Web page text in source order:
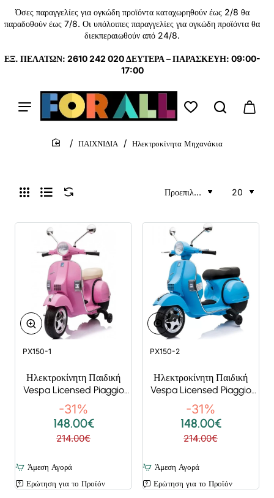
Όσες παραγγελίες για ογκώδη προϊόντα καταχωρηθούν έως 2/8 θα
παραδοθούν έως 7/8. Οι υπόλοιπες παραγγελίες για ογκώδη προϊόντα θα
διεκπεραιωθούν από 24/8.
ΕΞ. ΠΕΛΑΤΩΝ: 2610 242 020 ΔΕΥΤΕΡΑ – ΠΑΡΑΣΚΕΥΗ: 09:00-
17:00
home
ΠΑΙΧΝΙΔΙΑ Ηλεκτροκίνητα Μηχανάκια
Super Deals
PX150-1
Ηλεκτροκίνητη Παιδική
Vespa Licensed Piaggio
Vintage 12V Ροζ
-31%
148.00€
214.00€
Άμεση Αγορά
Ερώτηση για το Προϊόν
Super Deals
PX150-2
Ηλεκτροκίνητη Παιδική
Vespa Licensed Piaggio
Vintage 12V Μπλε
-31%
148.00€
214.00€
Άμεση Αγορά
Ερώτηση για το Προϊόν